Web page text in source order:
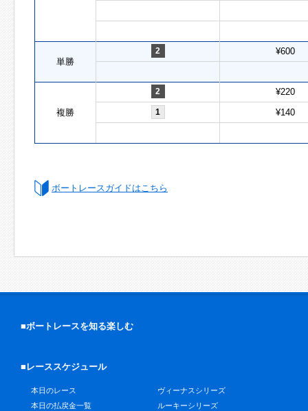
単勝
2 ¥600
複勝
2 ¥220
1 ¥140
ボートレースガイドはこちら
■ボートレースを知る楽しむ
■レーススケジュール
本日のレース
本日の払戻金一覧
ヴィーナスシリーズ
ルーキーシリーズ